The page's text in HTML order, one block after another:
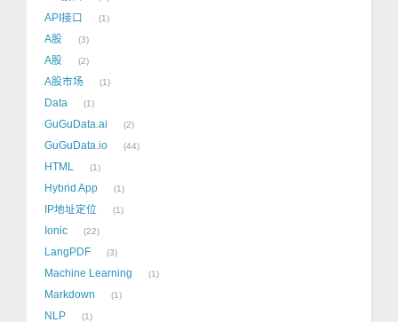
API接口 1
A股 3
A股 2
A股市场 1
Data 1
GuGuData.ai 2
GuGuData.io 44
HTML 1
Hybrid App 1
IP地址定位 1
Ionic 22
LangPDF 3
Machine Learning 1
Markdown 1
NLP 1